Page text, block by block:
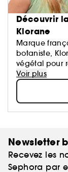
Découvrir
Klorane
Marque
botaniste,
végétal pour
propose des
d’origine
Des soins
Voir plus
Newsletter
Recevez les
Sephora par